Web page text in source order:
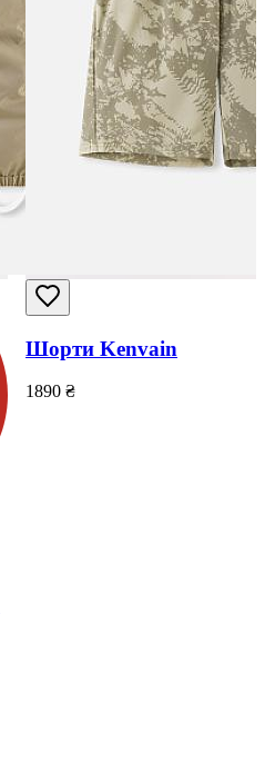
Шорти Kenvain
1890 ₴